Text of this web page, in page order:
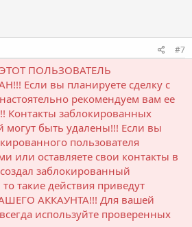
#7
ПОЛЬЗОВАТЕЛЬ
Если вы планируете сделку с
рекомендуем вам ее
Контакты заблокированных
могут быть удалены!!! Если вы
пользователя
или оставляете свои контакты в
заблокированный
такие действия приведут
АККАУНТА!!! Для вашей
используйте проверенных